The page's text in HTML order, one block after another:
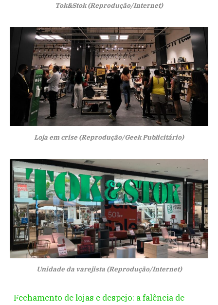
Tok&Stok (Reprodução/Internet)
Loja em crise (Reprodução/Geek Publicitário)
Unidade da varejista (Reprodução/Internet)
Fechamento de lojas e despejo: a falência de